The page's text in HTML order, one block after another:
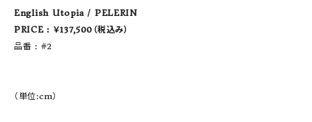
English Utopia / PELERIN
PRICE : ￥137,500（税込み）
品番 : #2
（単位:cm）